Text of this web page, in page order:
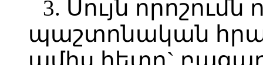
3. Սույն որոշումն
պաշտոնական